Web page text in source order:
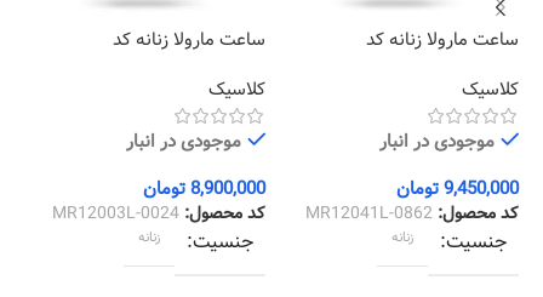
ساعت مارولا زنانه کد
کلاسیک
موجودی در انبار
9,450,000تومان
کد محصول: MR12041L-0862
جنسیت زنانه
ساعت مارولا زنانه کد
کلاسیک
موجودی در انبار
8,900,000تومان
کد محصول: MR12003L-0024
جنسیت زنانه